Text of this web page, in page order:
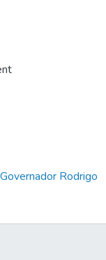
Rodrigo